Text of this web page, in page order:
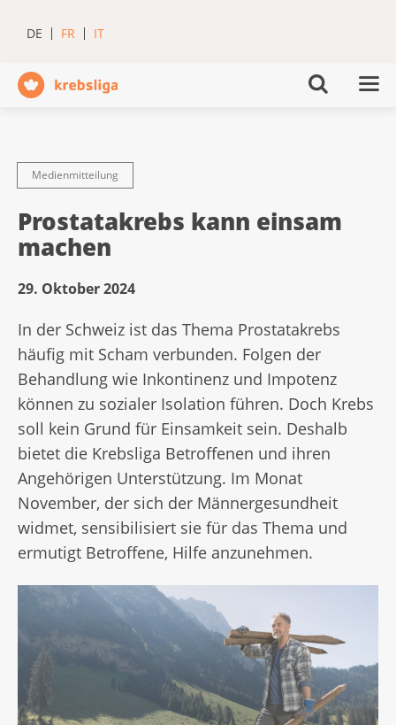
DE FR IT
Medienmitteilung
Prostatakrebs kann einsam
machen
29. Oktober 2024
In der Schweiz ist das Thema Prostatakrebs
häufig mit Scham verbunden. Folgen der
Behandlung wie Inkontinenz und Impotenz
können zu sozialer Isolation führen. Doch Krebs
soll kein Grund für Einsamkeit sein. Deshalb
bietet die Krebsliga Betroffenen und ihren
Angehörigen Unterstützung. Im Monat
November, der sich der Männergesundheit
widmet, sensibilisiert sie für das Thema und
ermutigt Betroffene, Hilfe anzunehmen.